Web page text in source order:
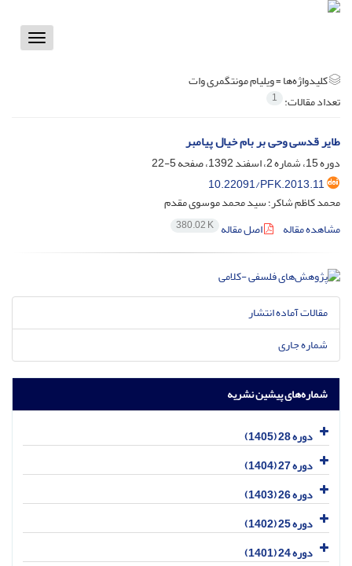
Toggle
کلیدواژه‌ها =ویلیام مونتگمری وات
تعداد مقالات: 1
طایر قدسی وحی بر بام خیال پیامبر
دوره 15، شماره 2، اسفند 1392، صفحه
5-22
10.22091/PFK.2013.11
محمد کاظم شاکر؛ سید محمد موسوی مقدم
مشاهده مقاله
اصل مقاله 380.02 K
مقالات آماده انتشار
شماره جاری
شماره‌های پیشین نشریه
دوره 28 (1405)
دوره 27 (1404)
دوره 26 (1403)
دوره 25 (1402)
دوره 24 (1401)